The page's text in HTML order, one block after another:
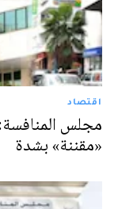
اقتصاد
مجلس
«مقننة» بشدة